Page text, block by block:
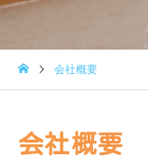
会社概要
会社概要